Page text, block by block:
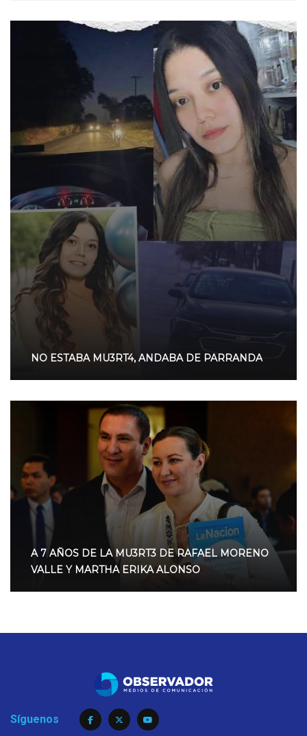
NO ESTABA MU3RT4, ANDABA DE PARRANDA
A 7 AÑOS DE LA MU3RT3 DE RAFAEL MORENO
VALLE Y MARTHA ERIKA ALONSO
Síguenos